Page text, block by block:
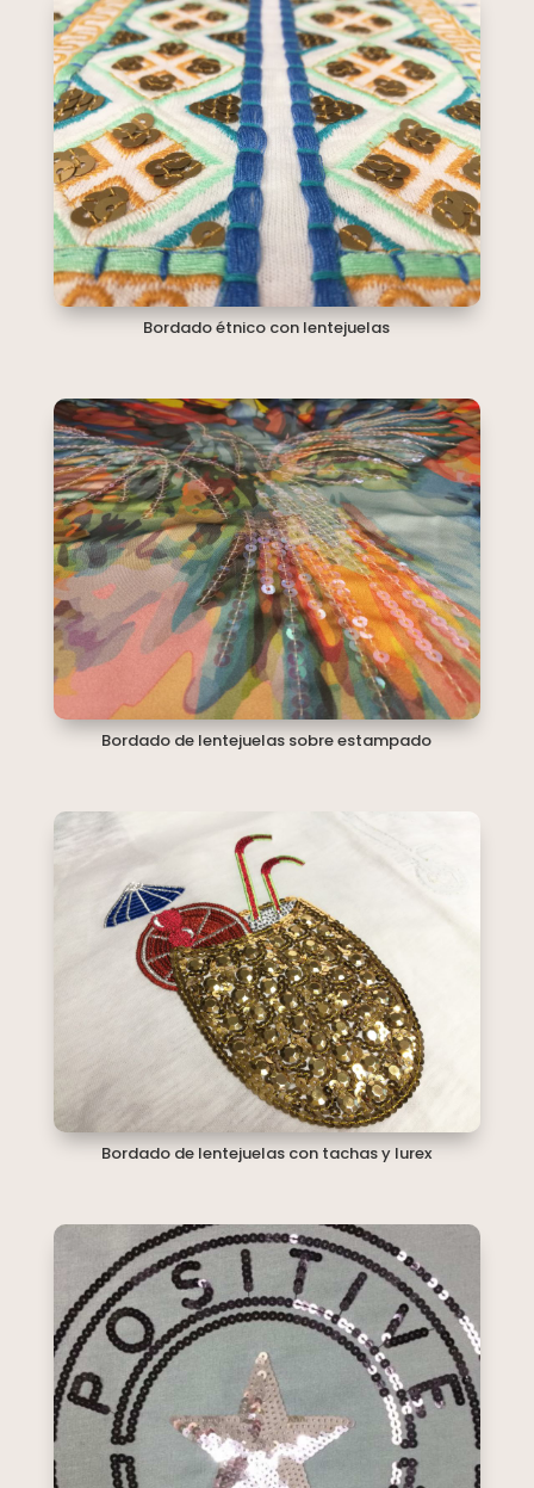
Bordado étnico con lentejuelas
Bordado de lentejuelas sobre estampado
Bordado de lentejuelas con tachas y lurex